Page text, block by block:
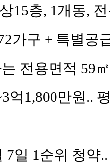
15층, 1개동,
가구 + 특별공
는 전용면적 59
억1,800만원..
7일 1순위 청